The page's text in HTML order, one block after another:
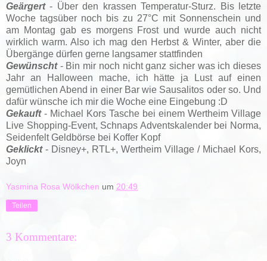
Geärgert- Über den krassen Temperatur-Sturz. Bis letzte
Woche tagsüber noch bis zu 27°C mit Sonnenschein und
am Montag gab es morgens Frost und wurde auch nicht
wirklich warm. Also ich mag den Herbst & Winter, aber die
Übergänge dürfen gerne langsamer stattfinden
Gewünscht- Bin mir noch nicht ganz sicher was ich dieses
Jahr an Halloween mache, ich hätte ja Lust auf einen
gemütlichen Abend in einer Bar wie Sausalitos oder so. Und
dafür wünsche ich mir die Woche eine Eingebung :D
Gekauft- Michael Kors Tasche bei einem Wertheim Village
Live Shopping-Event, Schnaps Adventskalender bei Norma,
Seidenfelt Geldbörse bei Koffer Kopf
Geklickt- Disney+, RTL+, Wertheim Village / Michael Kors,
Joyn
Yasmina Rosa Wölkchen um 20:49
Teilen
3 Kommentare: